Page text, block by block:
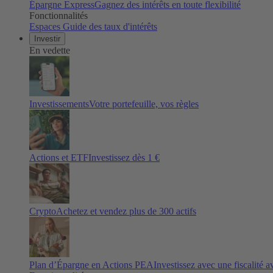
Épargne ExpressGagnez des intérêts en toute flexibilité
Fonctionnalités
Espaces Guide des taux d'intérêts
Investir
En vedette
InvestissementsVotre portefeuille, vos règles
Actions et ETFInvestissez dès 1 €
CryptoAchetez et vendez plus de 300 actifs
Plan d’Épargne en Actions PEAInvestissez avec une fiscalité